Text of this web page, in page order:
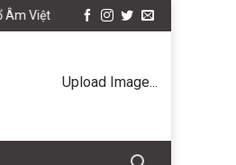
Upload Image...